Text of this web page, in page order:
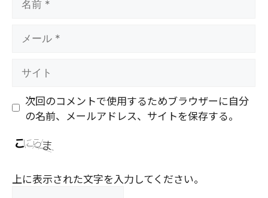
次回のコメントで使用するためブラウザーに自分
の名前、メールアドレス、サイトを保存する。
上に表示された文字を入力してください。